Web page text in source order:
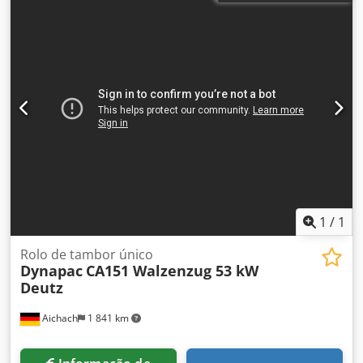
1 / 1
Aichach 1 841 km
Rolo de tambor único
Dynapac CA151 Walzenzug 53 kW
Deutz